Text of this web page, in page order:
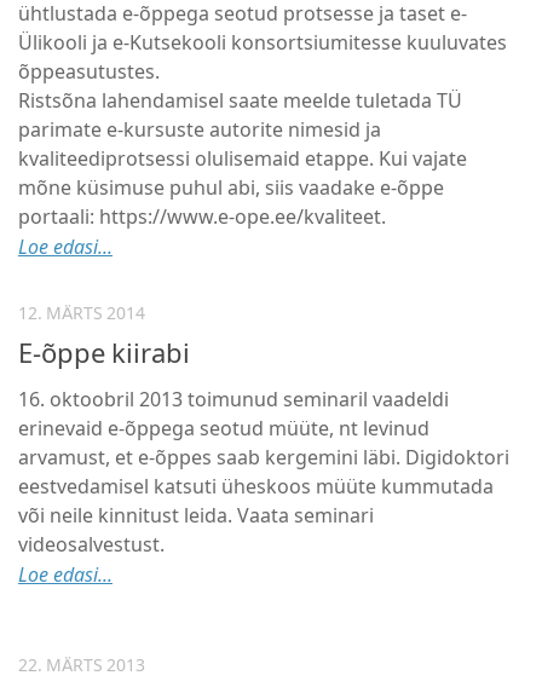
ühtlustada e-õppega seotud protsesse ja taset e-
Ülikooli ja e-Kutsekooli konsortsiumitesse kuuluvates
õppeasutustes.
Ristsõna lahendamisel saate meelde tuletada TÜ
parimate e-kursuste autorite nimesid ja
kvaliteediprotsessi olulisemaid etappe. Kui vajate
mõne küsimuse puhul abi, siis vaadake e-õppe
portaali: https://www.e-ope.ee/kvaliteet.
Loe edasi...
12. MÄRTS 2014
E-õppe kiirabi
16. oktoobril 2013 toimunud seminaril vaadeldi
erinevaid e-õppega seotud müüte, nt levinud
arvamust, et e-õppes saab kergemini läbi. Digidoktori
eestvedamisel katsuti üheskoos müüte kummutada
või neile kinnitust leida. Vaata seminari
videosalvestust.
Loe edasi...
22. MÄRTS 2013